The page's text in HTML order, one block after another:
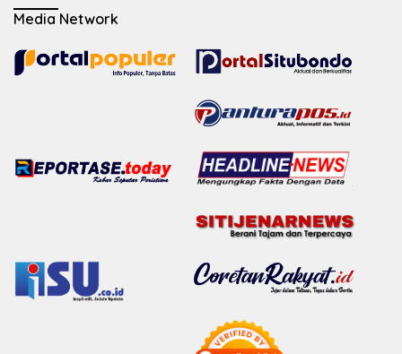
Media Network